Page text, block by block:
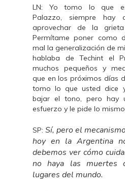
LN: Yo tomo lo que
Palazzo, siempre hay
aprovechar de la
Permítame poner como
mal la generalización de
hablaba de Techint el
muchos pequeños y
que en los próximos días
tomo lo que usted dice
bajar el tono, pero hay
esfuerzo y le pide lo
SP: Sí, pero el
hoy en la Argentina
debemos ver cómo
no haya las muertes
lugares del mundo.